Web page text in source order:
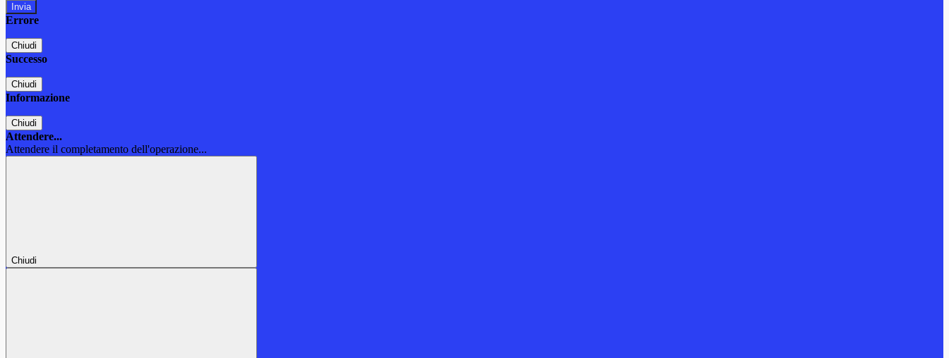
Errore
Chiudi
Successo
Chiudi
Informazione
Chiudi
Attendere...
Attendere il completamento dell'operazione...
Chiudi